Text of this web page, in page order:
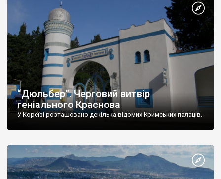
“Дюльбер”. Черговий витвір
геніального Краснова
У Кореїзі розташовано декілька відомих Кримських палаців.